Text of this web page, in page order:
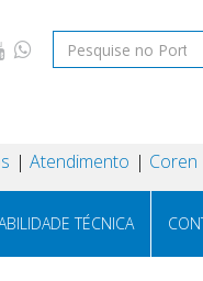
Atendimento Coren
TÉCNICA